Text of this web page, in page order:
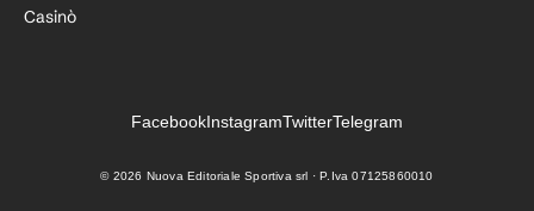
Casinò
FacebookInstagramTwitterTelegram
© 2026 Nuova Editoriale Sportiva srl · P.Iva 07125860010